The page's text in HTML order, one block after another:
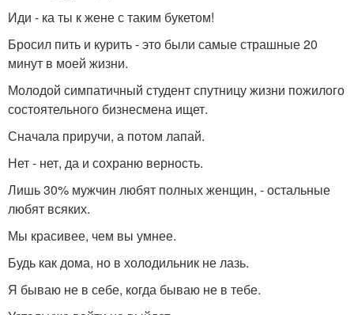
Иди - ка ты к жене с таким букетом!
Бросил пить и курить - это были самые страшные 20
минут в моей жизни.
Молодой симпатичный студент спутницу жизни пожилого
состоятельного бизнесмена ищет.
Сначала приручи, а потом лапай.
Нет - нет, да и сохраню верность.
Лишь 30% мужчин любят полных женщин, - остальные
любят всяких.
Мы красивее, чем вы умнее.
Будь как дома, но в холодильник не лазь.
Я бываю не в себе, когда бываю не в тебе.